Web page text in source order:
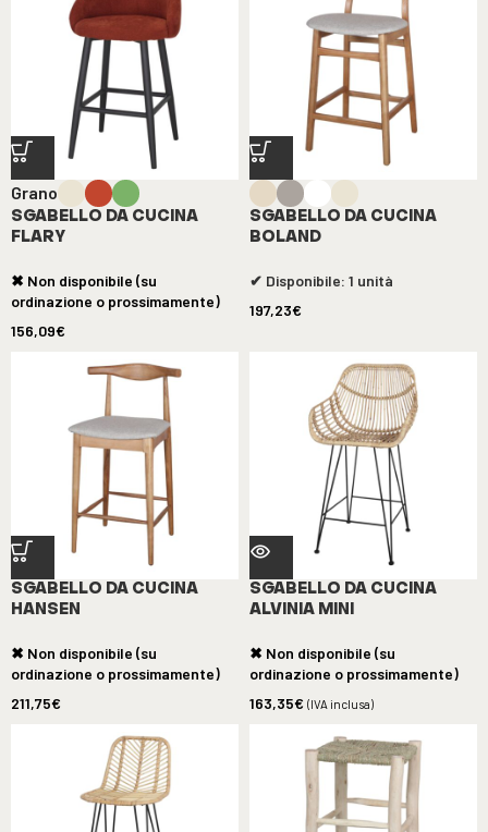
Grano
SGABELLO DA CUCINA
FLARY
✖ Non disponibile (su
ordinazione o prossimamente)
156,09€
SGABELLO DA CUCINA
BOLAND
✔ Disponibile: 1 unità
197,23€
SGABELLO DA CUCINA
HANSEN
✖ Non disponibile (su
ordinazione o prossimamente)
211,75€
SGABELLO DA CUCINA
ALVINIA MINI
✖ Non disponibile (su
ordinazione o prossimamente)
163,35€ (IVA inclusa)